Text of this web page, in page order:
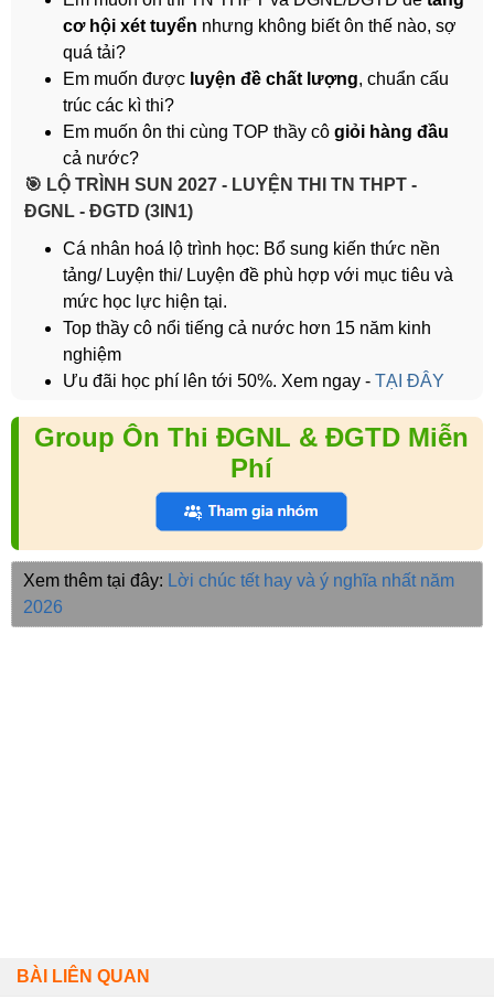
cơ hội xét tuyển nhưng không biết ôn thế nào, sợ
quá tải?
Em muốn được luyện đề chất lượng, chuẩn cấu
trúc các kì thi?
Em muốn ôn thi cùng TOP thầy cô giỏi hàng đầu
cả nước?
️🎯 LỘ TRÌNH SUN 2027 - LUYỆN THI TN THPT -
ĐGNL - ĐGTD (3IN1)
Cá nhân hoá lộ trình học: Bổ sung kiến thức nền
tảng/ Luyện thi/ Luyện đề phù hợp với mục tiêu và
mức học lực hiện tại.
Top thầy cô nổi tiếng cả nước hơn 15 năm kinh
nghiệm
Ưu đãi học phí lên tới 50%. Xem ngay - TẠI ĐÂY
Group Ôn Thi ĐGNL & ĐGTD Miễn
Phí
Xem thêm tại đây: Lời chúc tết hay và ý nghĩa nhất năm
2026
BÀI LIÊN QUAN